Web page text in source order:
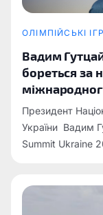
ОЛІМПІЙСЬКІ
Вадим
бореться за
Президент
України Вадим
Summit Ukraine
турнірів.